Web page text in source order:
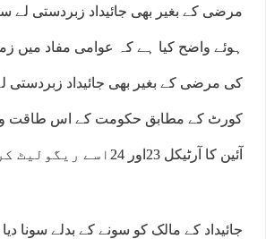
مرضی کے بغیر بھی جائیداد زبردستی
ہوئے واضح کیا ہے کہ عوامی مفاد میں
کی مرضی کے بغیر بھی جائیداد
کورٹ کے مطابق حکومت کے اس طاقت ور
آئین کا آرٹیکل 23اور 24اسے ریگولیٹ کرتا ہے ۔
جائیداد کے مالک کو سونے کے بدلے سونا